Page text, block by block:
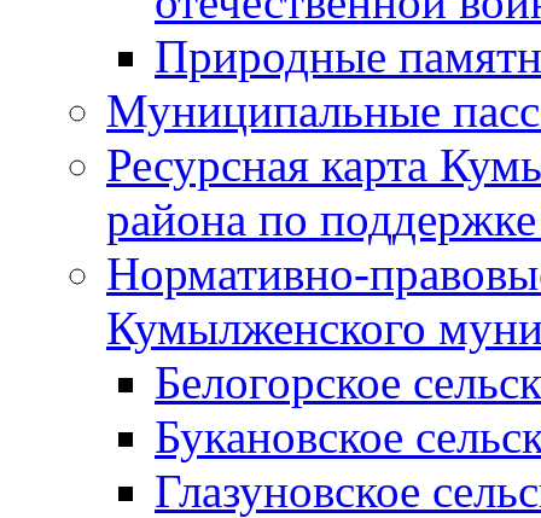
Природные
Муниципальные
Ресурсная карта
района по
Нормативно-
Кумылженского
Белогорское
Букановское
Глазуновское